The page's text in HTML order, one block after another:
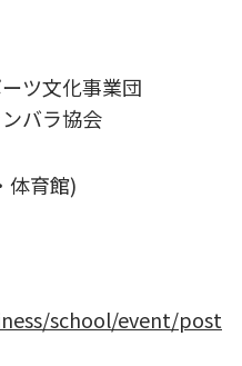
ツ文化事業団
バラ協会
体育館)
school/event/post